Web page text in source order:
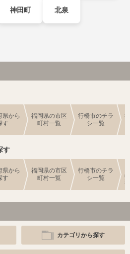
神田町 北泉
県から
す
福岡県の市区
町村一覧
行橋市のチラ
シ一覧
す
県から
す
福岡県の市区
町村一覧
行橋市のチラ
シ一覧
カテゴリから探す